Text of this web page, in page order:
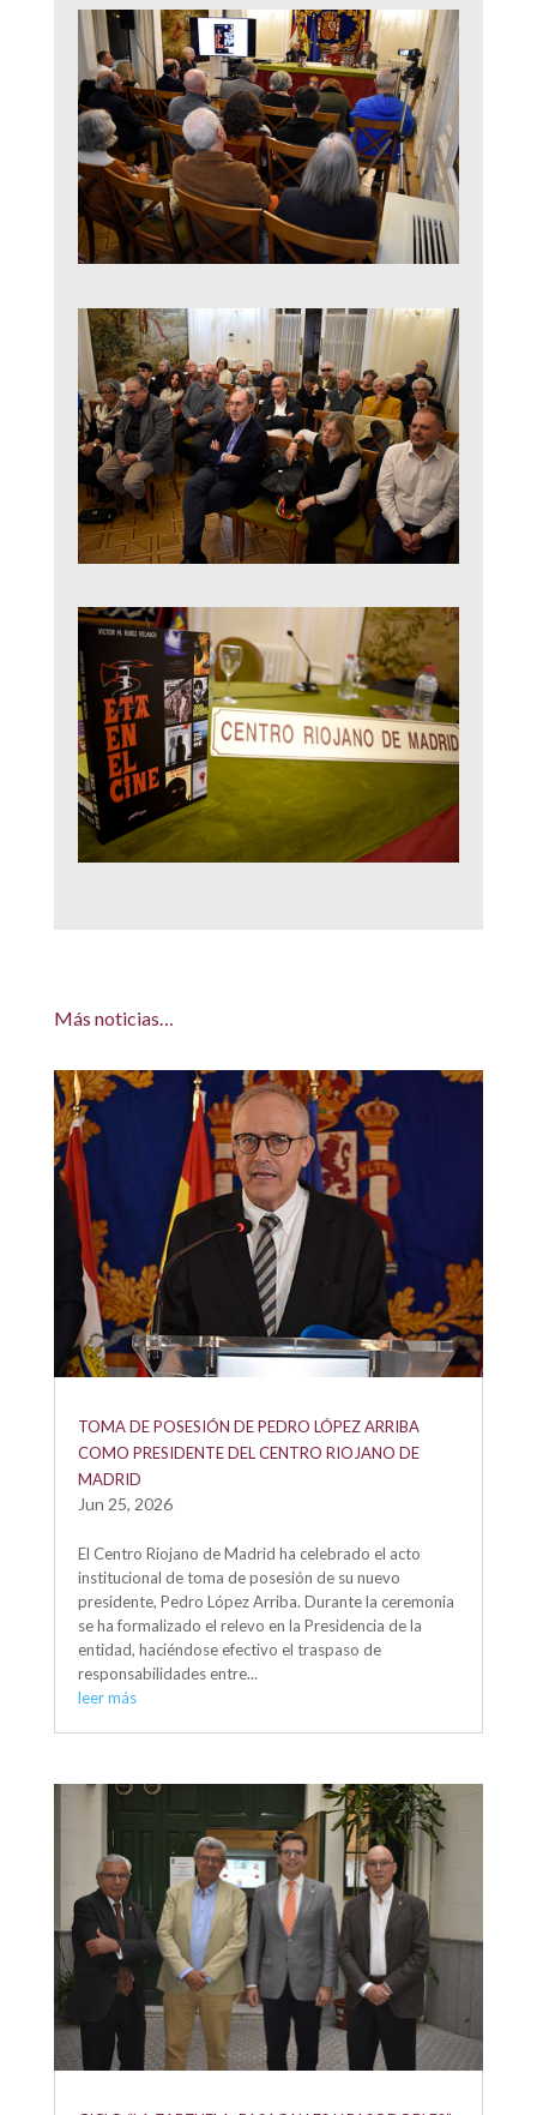
Más noticias…
TOMA DE POSESIÓN DE PEDRO LÓPEZ ARRIBA
COMO PRESIDENTE DEL CENTRO RIOJANO DE
MADRID
Jun 25, 2026
El Centro Riojano de Madrid ha celebrado el acto
institucional de toma de posesión de su nuevo
presidente, Pedro López Arriba. Durante la ceremonia
se ha formalizado el relevo en la Presidencia de la
entidad, haciéndose efectivo el traspaso de
responsabilidades entre...
leer más